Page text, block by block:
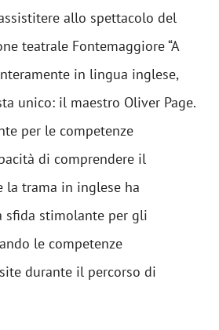
allo spettacolo del
teatrale Fontemaggiore “A
in lingua inglese,
unico: il maestro Oliver Page.
per le competenze
di comprendere il
la trama in inglese ha
sfida stimolante per gli
le competenze
durante il percorso di